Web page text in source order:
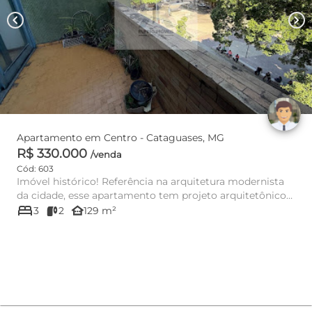
chevron_left chevron_right
Apartamento em Centro - Cataguases, MG
R$ 330.000 /venda
Cód: 603
Imóvel histórico! Referência na arquitetura modernista
da cidade, esse apartamento tem projeto arquitetônico
de M.M.M. R...
bed3 2 other_houses129 m²